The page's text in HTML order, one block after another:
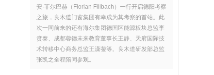
安·菲尔巴赫（Florian Fillbach）一行开启德阳考察
之旅，良木道门窗集团有幸成为其考察的首站。此
次一同前来的还有海尔集团德国区能源板块总监李
贲泰、成都蓉德未来教育董事长王静、天府国际技
术转移中心商务总监王潇蓥等。良木道研发部总监
张凯之全程陪同参观。